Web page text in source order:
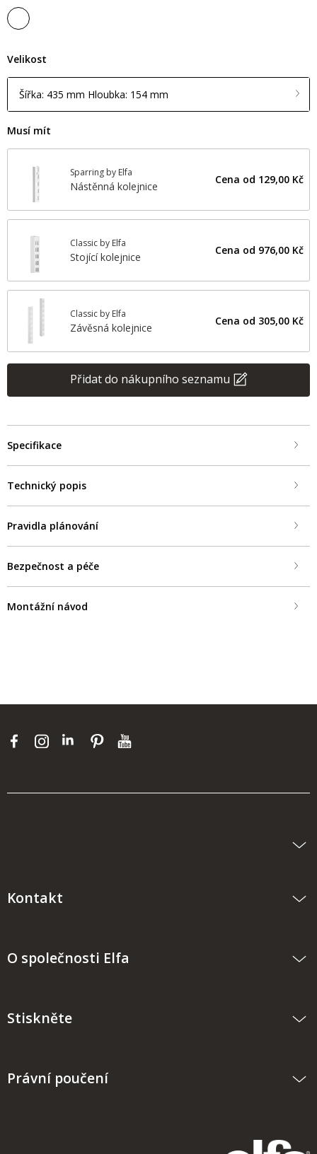
Velikost
Šířka: 435 mm Hloubka: 154 mm
Musí mít
Sparring by Elfa
Nástěnná kolejnice
Cena od 129,00 Kč
Classic by Elfa
Stojící kolejnice
Cena od 976,00 Kč
Classic by Elfa
Závěsná kolejnice
Cena od 305,00 Kč
Přidat do nákupního seznamu
Specifikace
Technický popis
Pravidla plánování
Bezpečnost a péče
Montážní návod
Kontakt
O společnosti Elfa
Stiskněte
Právní poučení